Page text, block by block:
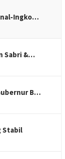
Ingko…
Sabri &…
B…
Stabil